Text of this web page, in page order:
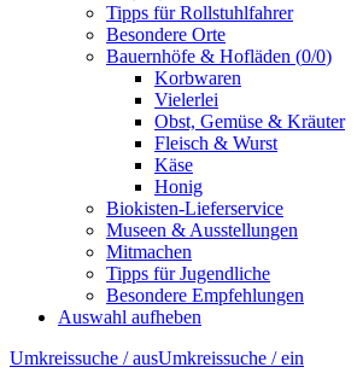
Tipps für Rollstuhlfahrer
Besondere Orte
Bauernhöfe & Hofläden (0/0)
Korbwaren
Vielerlei
Obst, Gemüse & Kräuter
Fleisch & Wurst
Käse
Honig
Biokisten-Lieferservice
Museen & Ausstellungen
Mitmachen
Tipps für Jugendliche
Besondere Empfehlungen
Auswahl aufheben
Umkreissuche / ausUmkreissuche / ein